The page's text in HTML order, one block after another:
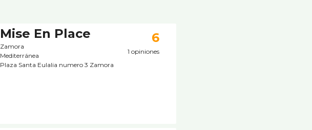
Mise En Place
Zamora
Mediterránea
Plaza Santa Eulalia numero 3 Zamora
6
1 opiniones